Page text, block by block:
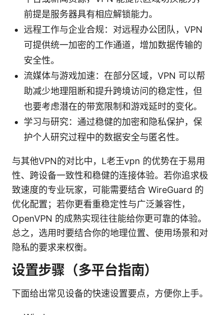
前提是服务器具有相应解锁能力。
远程工作与企业合规：对远程办公团队，VPN
可提供统一加密的工作通道，增加数据传输的
安全性。
流媒体与游戏加速：在部分区域，VPN 可以帮
助减少地理阻断和提升跨境访问的稳定性，但
也要考虑潜在的带宽限制和游戏延时的变化。
学习与研究：通过稳健的加密和隐私保护，保
护个人研究过程中的数据安全与匿名性。
与其他VPN的对比中，L老王vpn 的优势在于易用
性、跨设备一致性和稳健的连接体验。若你追求极
致速度的专业玩家，可能需要结合 WireGuard 的
优化配置；若你更看重稳定性与广泛兼容性，
OpenVPN 的成熟实现往往能给你更可靠的体验。
总之，选用时要结合你的地理位置、使用场景和对
隐私的要求来权衡。
设置步骤（多平台指南）
下面给出常见设备的快速设置要点，方便你上手。